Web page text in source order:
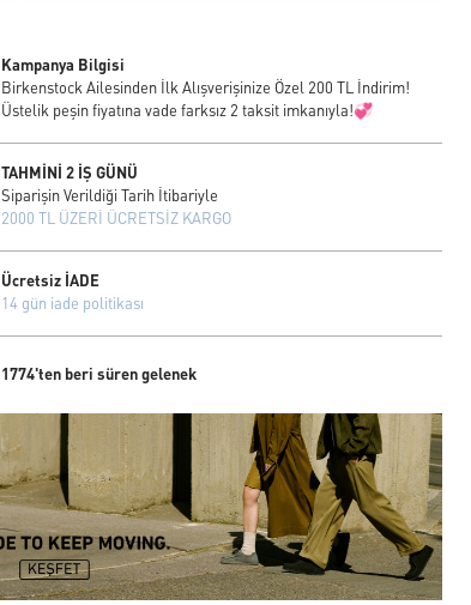
Kampanya Bilgisi
Birkenstock Ailesinden İlk Alışverişinize Özel 200 TL İndirim!
Üstelik peşin fiyatına vade farksız 2 taksit imkanıyla!💞
TAHMİNİ 2 İŞ GÜNÜ
Siparişin Verildiği Tarih İtibariyle
2000 TL ÜZERİ ÜCRETSİZ KARGO
Ücretsiz İADE
14 gün iade politikası
1774'ten beri süren gelenek